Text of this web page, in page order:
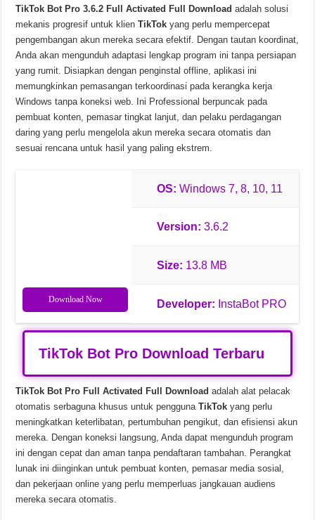
RATSHAKER Rat-Chan Pack-TENOKE v20260621 Unduhan Gratis
TikTok Bot Pro 3.6.2 Full Activated Full Download adalah solusi
mekanis progresif untuk klienTikTok yang perlu mempercepat
pengembangan akun mereka secara efektif. Dengan tautan koordinat,
Anda akan mengunduh adaptasi lengkap program ini tanpa persiapan
yang rumit. Disiapkan dengan penginstal offline, aplikasi ini
memungkinkan pemasangan terkoordinasi pada kerangka kerja
Windows tanpa koneksi web. Ini Professional berpuncak pada
pembuat konten, pemasar tingkat lanjut, dan pelaku perdagangan
daring yang perlu mengelola akun mereka secara otomatis dan
sesuai rencana untuk hasil yang paling ekstrem.
Download Now
OS: Windows 7, 8, 10, 11
Version: 3.6.2
Size: 13.8 MB
Developer: InstaBot PRO
TikTok Bot Pro Download Terbaru
TikTok Bot Pro Full Activated Full Download adalah alat pelacak
otomatis serbaguna khusus untuk penggunaTikTok yang perlu
meningkatkan keterlibatan, pertumbuhan pengikut, dan efisiensi akun
mereka. Dengan koneksi langsung, Anda dapat mengunduh program
ini dengan cepat dan aman tanpa pendaftaran tambahan. Perangkat
lunak ini diinginkan untuk pembuat konten, pemasar media sosial,
dan pekerjaan online yang perlu memperluas jangkauan audiens
mereka secara otomatis.